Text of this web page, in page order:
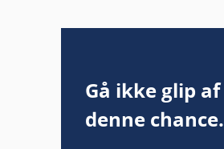
Gå ikke glip af
denne chance.